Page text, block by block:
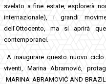
svelato a fine estate, esplorerà
internazionale), i grandi
dell’Ottocento, ma si aprirà
contemporanei.
A inaugurare questo nuovo
viventi, Marina Abramović,
MARINA ABRAMOVIĆ AND